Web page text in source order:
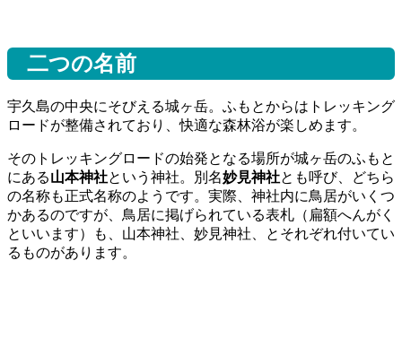
二つの名前
宇久島の中央にそびえる城ヶ岳。ふもとからはトレッキング
ロードが整備されており、快適な森林浴が楽しめます。
そのトレッキングロードの始発となる場所が城ヶ岳のふもと
にある山本神社という神社。別名妙見神社とも呼び、どちら
の名称も正式名称のようです。実際、神社内に鳥居がいくつ
かあるのですが、鳥居に掲げられている表札（扁額へんがく
といいます）も、山本神社、妙見神社、とそれぞれ付いてい
るものがあります。